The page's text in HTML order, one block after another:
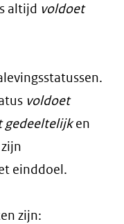
altijd voldoet
voldoet
gedeeltelijken
zijn
einddoel.
zijn: